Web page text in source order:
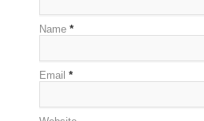
Name *
Email *